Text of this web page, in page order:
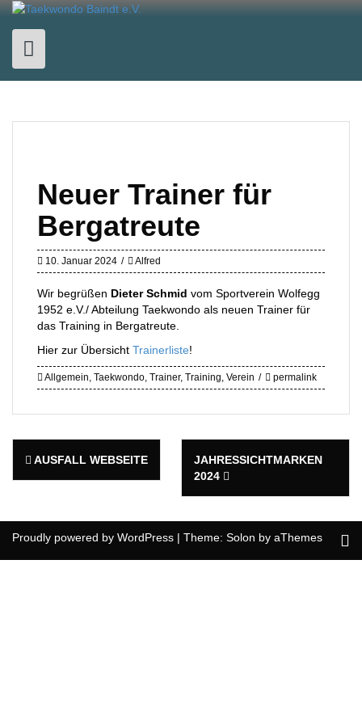
Skip
content
Neuer Trainer für
Bergatreute
10. Januar 2024 Alfred
Wir begrüßen Dieter Schmid vom Sportverein Wolfegg
1952 e.V./ Abteilung Taekwondo als neuen Trainer für
das Training in Bergatreute.
Hier zur Übersicht Trainerliste!
Allgemein, Taekwondo, Trainer, Training, Verein permalink
Post
navigation
AUSFALL WEBSEITE
JAHRESSICHTMARKEN
2024
Proudly powered by WordPress | Theme: Solon by aThemes